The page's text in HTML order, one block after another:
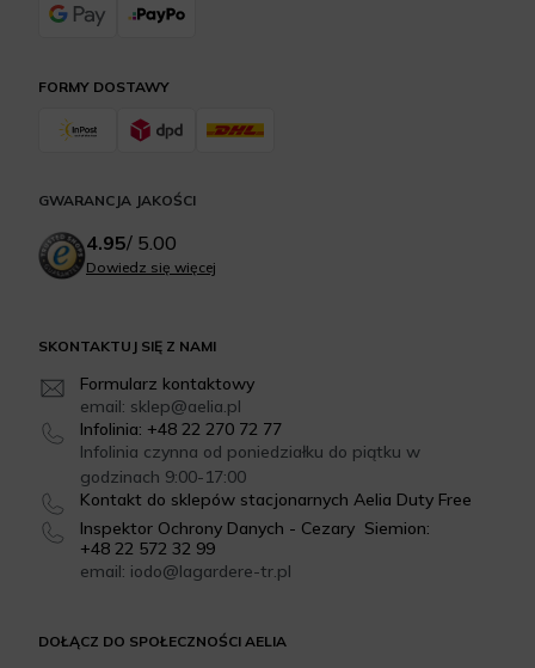
DOŁĄCZ DO SPOŁECZNOŚCI AELIA
SKONTAKTUJ SIĘ Z NAMI
Formularz kontaktowy
email: sklep@aelia.pl
Infolinia: +48 22 270 72 77
Infolinia czynna od poniedziałku do piątku w
godzinach 9:00-17:00
Kontakt do sklepów stacjonarnych Aelia Duty Free
Inspektor Ochrony Danych - Cezary Siemion:
+48 22 572 32 99
email: iodo@lagardere-tr.pl
FORMY DOSTAWY
GWARANCJA JAKOŚCI
4.95/ 5.00
Dowiedz się więcej